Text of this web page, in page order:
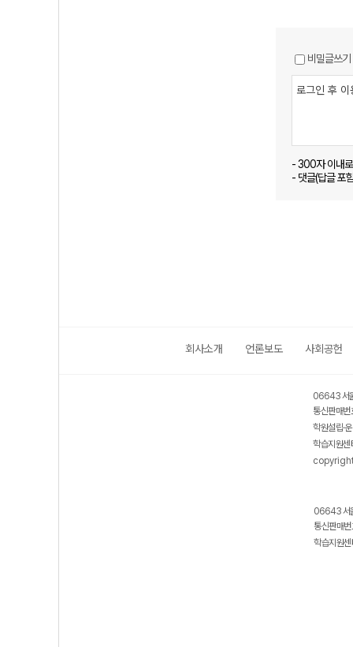
비밀글쓰기
- 300자 이내
- 댓글(답글 포
회사소개 언론보도 사회공헌
06643 서
통신판매
학원설립·
학습지원
06643 서
통신판매
학습지원